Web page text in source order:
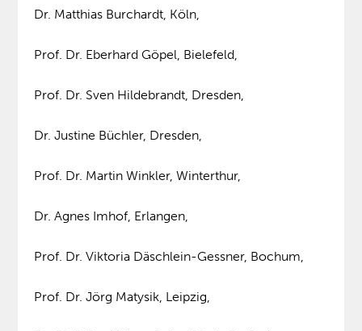
Dr. Matthias Burchardt, Köln,
Prof. Dr. Eberhard Göpel, Bielefeld,
Prof. Dr. Sven Hildebrandt, Dresden,
Dr. Justine Büchler, Dresden,
Prof. Dr. Martin Winkler, Winterthur,
Dr. Agnes Imhof, Erlangen,
Prof. Dr. Viktoria Däschlein-Gessner, Bochum,
Prof. Dr. Jörg Matysik, Leipzig,